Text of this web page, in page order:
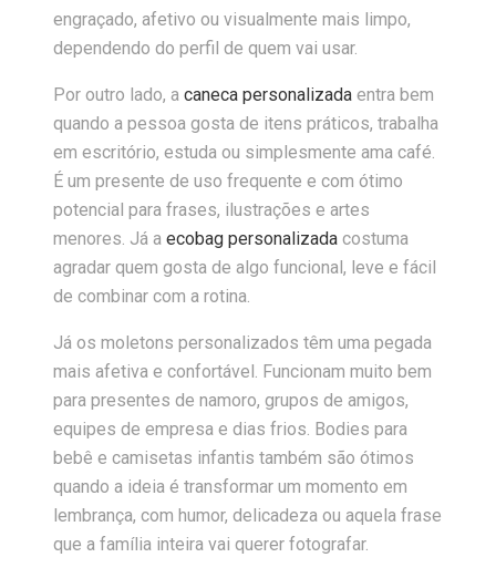
engraçado, afetivo ou visualmente mais limpo,
dependendo do perfil de quem vai usar.
Por outro lado, a caneca personalizada entra bem
quando a pessoa gosta de itens práticos, trabalha
em escritório, estuda ou simplesmente ama café.
É um presente de uso frequente e com ótimo
potencial para frases, ilustrações e artes
menores. Já a ecobag personalizada costuma
agradar quem gosta de algo funcional, leve e fácil
de combinar com a rotina.
Já os moletons personalizados têm uma pegada
mais afetiva e confortável. Funcionam muito bem
para presentes de namoro, grupos de amigos,
equipes de empresa e dias frios. Bodies para
bebê e camisetas infantis também são ótimos
quando a ideia é transformar um momento em
lembrança, com humor, delicadeza ou aquela frase
que a família inteira vai querer fotografar.